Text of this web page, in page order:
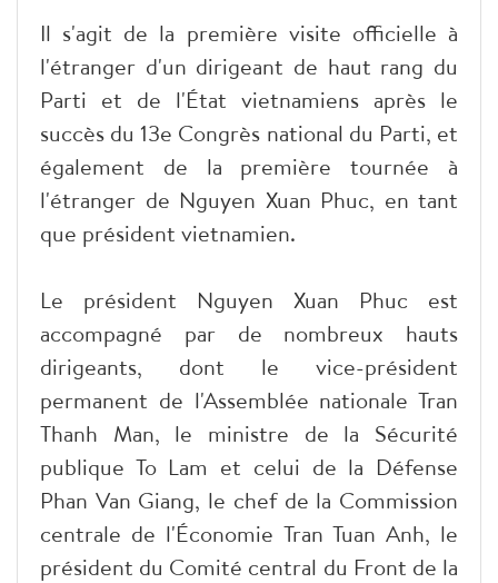
Il s'agit de la première visite officielle à
l'étranger d'un dirigeant de haut rang du
Parti et de l'État vietnamiens après le
succès du 13e Congrès national du Parti, et
également de la première tournée à
l'étranger de Nguyen Xuan Phuc, en tant
que président vietnamien.
Le président Nguyen Xuan Phuc est
accompagné par de nombreux hauts
dirigeants, dont le vice-président
permanent de l'Assemblée nationale Tran
Thanh Man, le ministre de la Sécurité
publique To Lam et celui de la Défense
Phan Van Giang, le chef de la Commission
centrale de l'Économie Tran Tuan Anh, le
président du Comité central du Front de la